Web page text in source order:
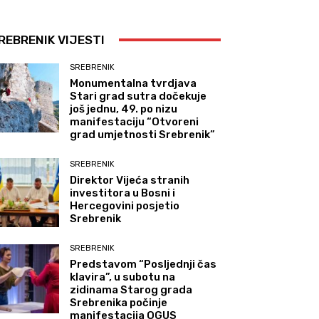
VIJESTI
SREBRENIK
Monumentalna tvrdjava
Stari grad sutra dočekuje
još jednu, 49. po nizu
manifestaciju “Otvoreni
grad umjetnosti Srebrenik”
SREBRENIK
Direktor Vijeća stranih
investitora u Bosni i
Hercegovini posjetio
Srebrenik
SREBRENIK
Predstavom “Posljednji čas
klavira”, u subotu na
zidinama Starog grada
Srebrenika počinje
manifestacija OGUS